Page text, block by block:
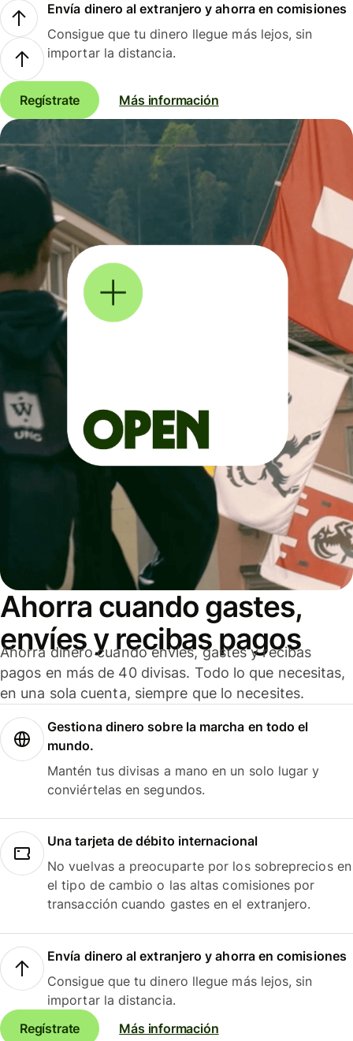
Envía dinero al extranjero y ahorra en comisiones
Consigue que tu dinero llegue más lejos, sin
importar la distancia.
Regístrate Más información
Ahorra cuando gastes,
envíes y recibas pagos
Ahorra dinero cuando envíes, gastes y recibas
pagos en más de 40 divisas. Todo lo que necesitas,
en una sola cuenta, siempre que lo necesites.
Gestiona dinero sobre la marcha en todo el
mundo.
Mantén tus divisas a mano en un solo lugar y
conviértelas en segundos.
Una tarjeta de débito internacional
No vuelvas a preocuparte por los sobreprecios en
el tipo de cambio o las altas comisiones por
transacción cuando gastes en el extranjero.
Envía dinero al extranjero y ahorra en comisiones
Consigue que tu dinero llegue más lejos, sin
importar la distancia.
Regístrate
Más información